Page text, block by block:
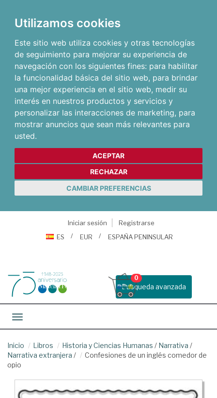
Utilizamos cookies
Este sitio web utiliza cookies y otras tecnologías
de seguimiento para mejorar su experiencia de
navegación con los siguientes fines: para habilitar
la funcionalidad básica del sitio web, para brindar
una mejor experiencia en el sitio web, medir su
interés en nuestros productos y servicios y
personalizar las interacciones de marketing, para
mostrar anuncios que sean más relevantes para
usted.
ACEPTAR
RECHAZAR
CAMBIAR PREFERENCIAS
Iniciar sesión
Registrarse
ES
EUR ESPAÑA PENINSULAR
Busqueda avanzada
0
Toggle navigation
Inicio Libros Historia y Ciencias Humanas / Narrativa /
Narrativa extranjera /
Confesiones de un inglés comedor de
opio